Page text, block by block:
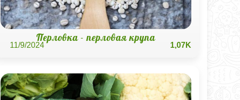
Перловка - перловая крупа
11/9/2024 1,07K